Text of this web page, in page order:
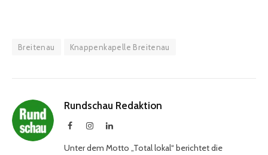
Breitenau Knappenkapelle Breitenau
Rundschau Redaktion
FacebookInstagramLinkedIn
Unter dem Motto „Total lokal“ berichtet die